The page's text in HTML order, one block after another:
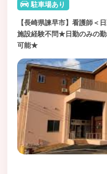
駐車場あり
【長崎県諫早市】看護師＜
施設経験不問★日勤のみの
可能★